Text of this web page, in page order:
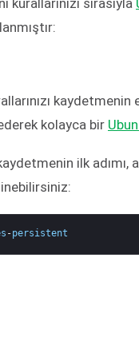
sırasıyla
kolayca bir
ilk
-persistent